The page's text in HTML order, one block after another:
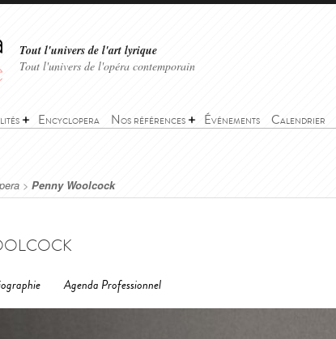
Tout l'univers de l'art lyrique
Tout l'univers de l'opéra contemporain
Encyclopera Nos références Événements Calendrier
> Penny Woolcock
Agenda Professionnel